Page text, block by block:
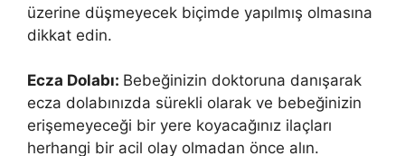
üzerine düşmeyecek biçimde yapılmış olmasına
dikkat edin.
Ecza Dolabı: Bebeğinizin doktoruna danışarak
ecza dolabınızda sürekli olarak ve bebeğinizin
erişemeyeceği bir yere koyacağınız ilaçları
herhangi bir acil olay olmadan önce alın.